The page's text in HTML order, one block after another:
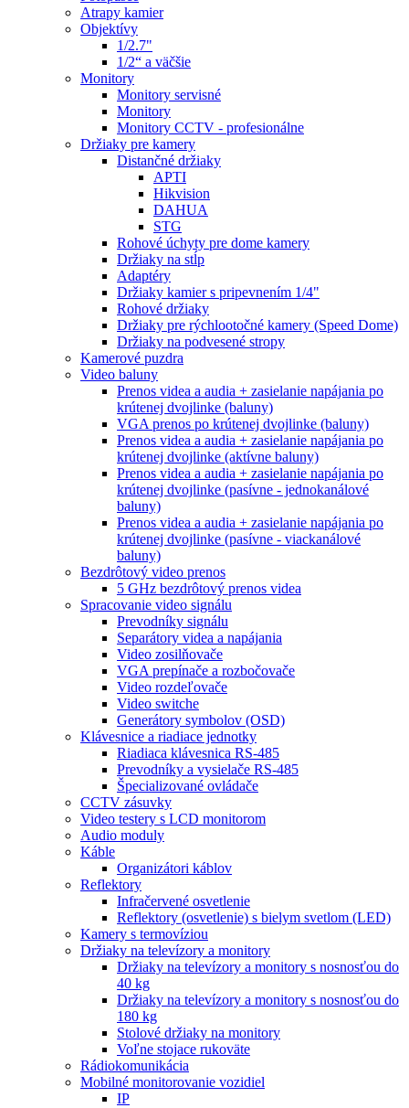
Atrapy kamier
Objektívy
1/2.7"
1/2“ a väčšie
Monitory
Monitory servisné
Monitory
Monitory CCTV - profesionálne
Držiaky pre kamery
Distančné držiaky
APTI
Hikvision
DAHUA
STG
Rohové úchyty pre dome kamery
Držiaky na stĺp
Adaptéry
Držiaky kamier s pripevnením 1/4"
Rohové držiaky
Držiaky pre rýchlootočné kamery (Speed Dome)
Držiaky na podvesené stropy
Kamerové puzdra
Video baluny
Prenos videa a audia + zasielanie napájania po
krútenej dvojlinke (baluny)
VGA prenos po krútenej dvojlinke (baluny)
Prenos videa a audia + zasielanie napájania po
krútenej dvojlinke (aktívne baluny)
Prenos videa a audia + zasielanie napájania po
krútenej dvojlinke (pasívne - jednokanálové
baluny)
Prenos videa a audia + zasielanie napájania po
krútenej dvojlinke (pasívne - viackanálové
baluny)
Bezdrôtový video prenos
5 GHz bezdrôtový prenos videa
Spracovanie video signálu
Prevodníky signálu
Separátory videa a napájania
Video zosilňovače
VGA prepínače a rozbočovače
Video rozdeľovače
Video switche
Generátory symbolov (OSD)
Klávesnice a riadiace jednotky
Riadiaca klávesnica RS-485
Prevodníky a vysielače RS-485
Špecializované ovládače
CCTV zásuvky
Video testery s LCD monitorom
Audio moduly
Káble
Organizátori káblov
Reflektory
Infračervené osvetlenie
Reflektory (osvetlenie) s bielym svetlom (LED)
Kamery s termovíziou
Držiaky na televízory a monitory
Držiaky na televízory a monitory s nosnosťou do
40 kg
Držiaky na televízory a monitory s nosnosťou do
180 kg
Stolové držiaky na monitory
Voľne stojace rukoväte
Rádiokomunikácia
Mobilné monitorovanie vozidiel
IP